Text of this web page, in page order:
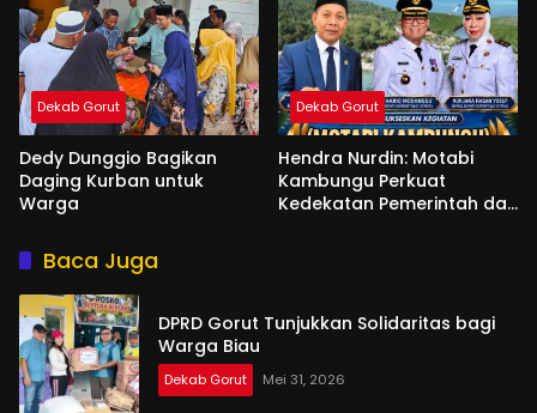
Dekab Gorut
Dedy Dunggio Bagikan
Daging Kurban untuk
Warga
Dekab Gorut
Hendra Nurdin: Motabi
Kambungu Perkuat
Kedekatan Pemerintah dan
Baca Juga
DPRD Gorut Tunjukkan Solidaritas bagi
Warga Biau
Dekab Gorut Mei 31, 2026